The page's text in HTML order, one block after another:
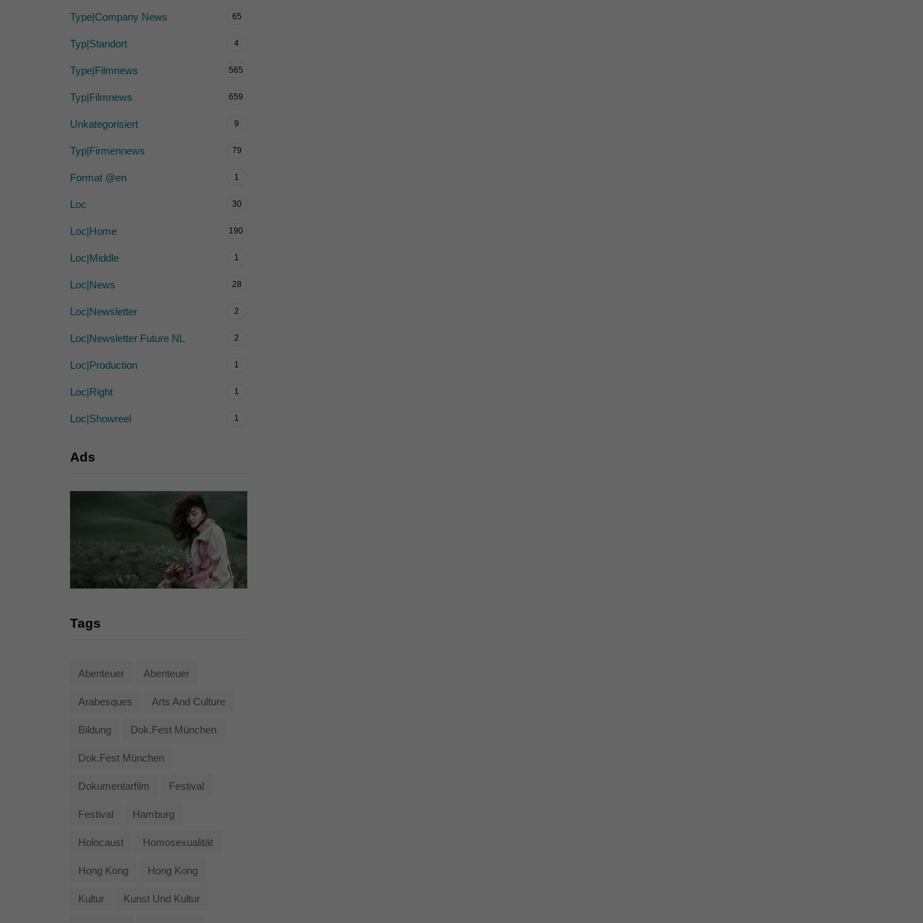
Type|Company News 65
Typ|Standort 4
Type|Filmnews 565
Typ|Filmnews 659
Unkategorisiert 9
Typ|Firmennews 79
Format @en 1
Loc 30
Loc|Home 190
Loc|Middle 1
Loc|News 28
Loc|Newsletter 2
Loc|Newsletter Future NL 2
Loc|Production 1
Loc|Right 1
Loc|Showreel 1
Ads
Tags
Abenteuer Abenteuer
Arabesques Arts And Culture
Bildung Dok.fest München
Dok.fest München
Dokumentarfilm Festival
Festival Hamburg
Holocaust Homosexualität
Hong Kong Hong Kong
Kultur Kunst Und Kultur